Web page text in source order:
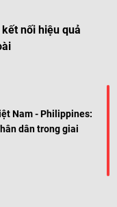
nối hiệu quả
Nam - Philippines:
dân trong giai